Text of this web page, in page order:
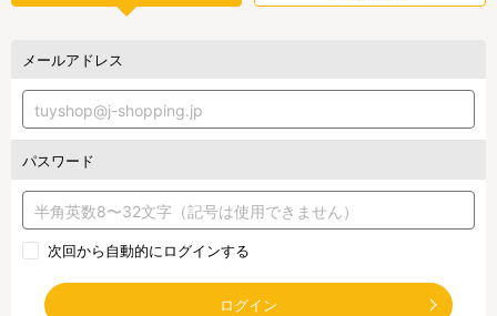
メールアドレス
パスワード
次回から自動的にログインする
ログイン